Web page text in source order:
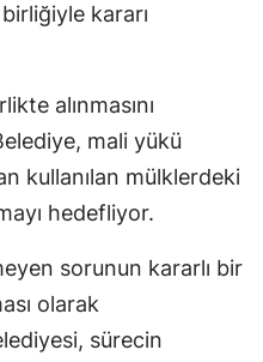
kararı
alınmasını
mali yükü
kullanılan mülklerdeki
hedefliyor.
sorunun kararlı bir
olarak
sürecin